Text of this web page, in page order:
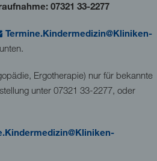
07321 33-2277
T rm n K nd rm d z n Kl n k n-
Ergotherapie) nur für bekannte
unter 07321 33-2277, oder
K nd rm d z n Kl n k n-